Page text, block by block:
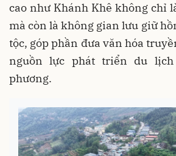
cao như Khánh Khê không chỉ
mà còn là không gian lưu giữ
tộc, góp phần đưa văn hóa
nguồn lực phát triển du
phương.